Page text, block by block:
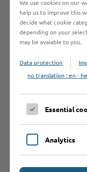
Leistungen
Sie möchten einen
We use cookies on our
help us to improve this
decide what cookie
depending on your
may be avaiable to you.
Data protection
no translation : en -
Essential
Analytics